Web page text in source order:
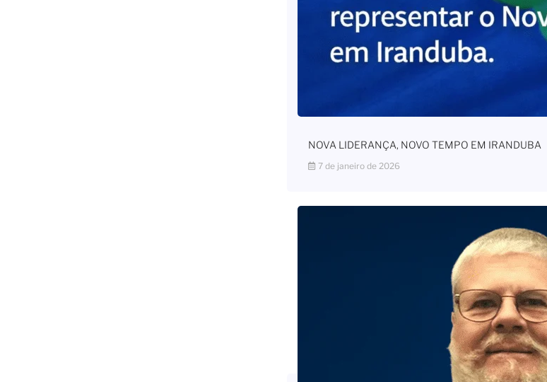
NOVA LIDERANÇA, NOVO TEMPO EM IRANDUBA
7 de janeiro de 2026